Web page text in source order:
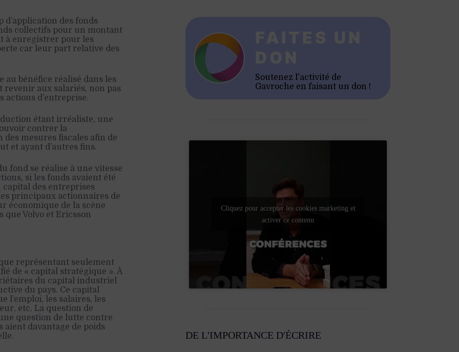
des fonds
collectifs pour un montant
à enregistrer pour les
car leur part relative des
au bénéfice réalisé dans les
revenir aux salariés, non pas
actions d’entreprise.
étant irréaliste, une
contrer la
mesures fiscales afin de
et ayant d’autres fins.
fond se réalise à une vitesse
si les fonds avaient été
capital des entreprises
principaux actionnaires de
économique de la scène
que Volvo et Ericsson
représentant seulement
de « capital stratégique ». À
du capital industriel
du pays. Ce capital
l’emploi, les salaires, les
etc. La question de
question de lutte contre
aient davantage de poids
Soutenez l'activité de
Gavroche en faisant un don !
Cliquez pour accepter les cookies marketing et
activer ce contenu
DE L'IMPORTANCE D'ÉCRIRE